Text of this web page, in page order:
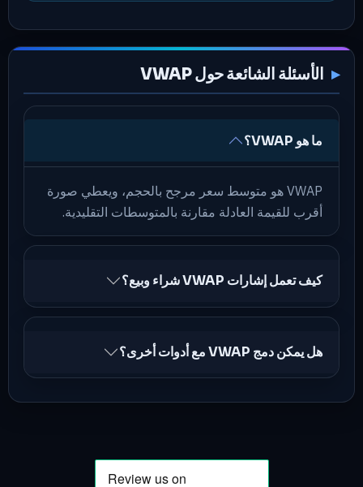
الأسئلة الشائعة حول VWAP
ما هو VWAP؟
VWAP هو متوسط سعر مرجح بالحجم، ويعطي صورة
أقرب للقيمة العادلة مقارنة بالمتوسطات التقليدية.
كيف تعمل إشارات VWAP شراء وبيع؟
هل يمكن دمج VWAP مع أدوات أخرى؟